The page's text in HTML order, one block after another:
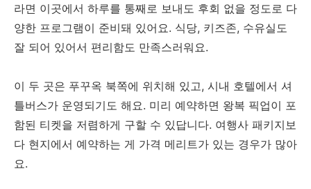
라면 이곳에서 하루를 통째로 보내도 후회 없을 정도로 다
양한 프로그램이 준비돼 있어요. 식당, 키즈존, 수유실도
잘 되어 있어서 편리함도 만족스러워요.
이 두 곳은 푸꾸옥 북쪽에 위치해 있고, 시내 호텔에서 셔
틀버스가 운영되기도 해요. 미리 예약하면 왕복 픽업이 포
함된 티켓을 저렴하게 구할 수 있답니다. 여행사 패키지보
다 현지에서 예약하는 게 가격 메리트가 있는 경우가 많아
요.